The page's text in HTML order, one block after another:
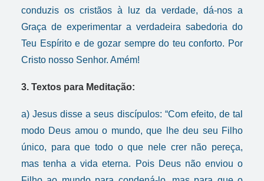
conduzis os cristãos à luz da verdade, dá-nos a
Graça de experimentar a verdadeira sabedoria do
Teu Espírito e de gozar sempre do teu conforto. Por
Cristo nosso Senhor. Amém!
3. Textos para Meditação:
a) Jesus disse a seus discípulos: “Com efeito, de tal
modo Deus amou o mundo, que lhe deu seu Filho
único, para que todo o que nele crer não pereça,
mas tenha a vida eterna. Pois Deus não enviou o